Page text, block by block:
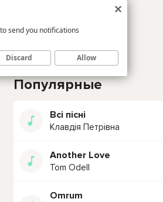
Популярные
Всі пісні
Клавдія Петрівна
Another Love
Tom Odell
Omrum
send you notifications
Discard Allow